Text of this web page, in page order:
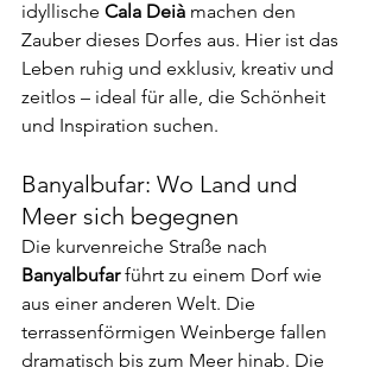
idyllische Cala Deià machen den
Zauber dieses Dorfes aus. Hier ist das
Leben ruhig und exklusiv, kreativ und
zeitlos – ideal für alle, die Schönheit
und Inspiration suchen.
Banyalbufar: Wo Land und
Meer sich begegnen
Die kurvenreiche Straße nach
Banyalbufar führt zu einem Dorf wie
aus einer anderen Welt. Die
terrassenförmigen Weinberge fallen
dramatisch bis zum Meer hinab. Die